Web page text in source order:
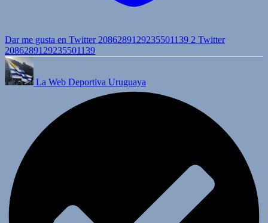
Dar me gusta en Twitter 2086289129235501139 2 Twitter
2086289129235501139
La Web Deportiva Uruguaya